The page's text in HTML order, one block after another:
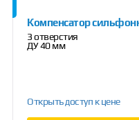
Компенсатор
3 отверстия
ДУ 40 мм
Открыть доступ к цене